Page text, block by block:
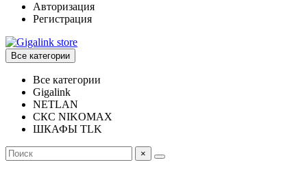
Авторизация
Регистрация
Все категории
Все категории
Gigalink
NETLAN
СКС NIKOMAX
ШКАФЫ TLK
×